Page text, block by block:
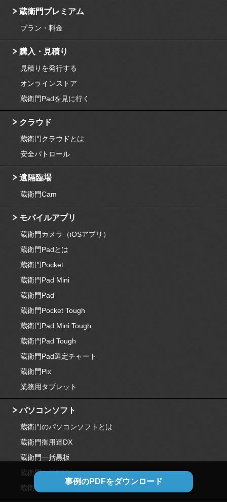
事例のPDFをダウンロード
蔵衛門プレミアム
プラン・料金
購入・見積り
見積りを発行する
オンラインストア
蔵衛門Padを見に行く
クラウド
蔵衛門クラウドとは
安全パトロール
遠隔臨場
蔵衛門Cam
モバイルアプリ
蔵衛門カメラ（iOSアプリ）
蔵衛門Padとは
蔵衛門Pocket
蔵衛門Pad Mini
蔵衛門Pad
蔵衛門Pocket Tough
蔵衛門Pad Mini Tough
蔵衛門Pad Tough
蔵衛門Pad選定チャート
蔵衛門Pix
業務用タブレット
パソコンソフト
蔵衛門のパソコンソフトとは
蔵衛門御用達DX
蔵衛門一括黒板
蔵衛門一括PDF
蔵衛門図面キャプチャー